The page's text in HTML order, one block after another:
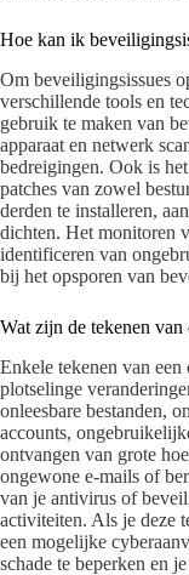
Hoe kan ik
Om beveiligingsissues
verschillende tools en
gebruik te maken van
apparaat en netwerk
bedreigingen. Ook is
patches van zowel
derden te installeren,
dichten. Het monitoren
identificeren van
bij het opsporen van
Wat zijn de tekenen van
Enkele tekenen van
plotselinge
onleesbare bestanden,
accounts,
ontvangen van grote
ongewone e-mails of
van je antivirus of
activiteiten. Als je deze
een mogelijke
schade te beperken en